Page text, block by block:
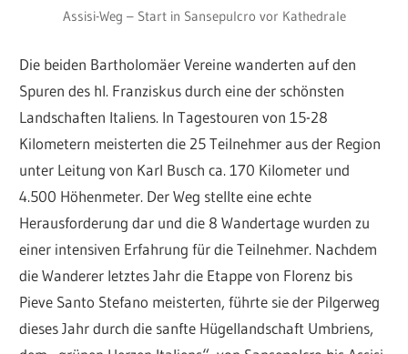
Assisi-Weg – Start in Sansepulcro vor Kathedrale
Die beiden Bartholomäer Vereine wanderten auf den
Spuren des hl. Franziskus durch eine der schönsten
Landschaften Italiens. In Tagestouren von 15-28
Kilometern meisterten die 25 Teilnehmer aus der Region
unter Leitung von Karl Busch ca. 170 Kilometer und
4.500 Höhenmeter. Der Weg stellte eine echte
Herausforderung dar und die 8 Wandertage wurden zu
einer intensiven Erfahrung für die Teilnehmer. Nachdem
die Wanderer letztes Jahr die Etappe von Florenz bis
Pieve Santo Stefano meisterten, führte sie der Pilgerweg
dieses Jahr durch die sanfte Hügellandschaft Umbriens,